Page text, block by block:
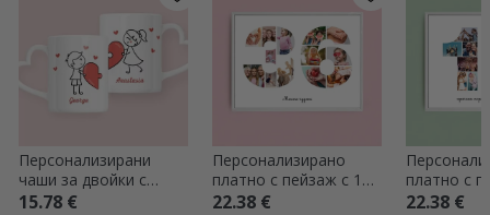
Персонализирани
чаши за двойки с
текст - Любов
15.78 €
Персонализирано
платно с пейзаж с 13
снимки, модел номер
22.38 €
платно с
снимки,
22.38 €